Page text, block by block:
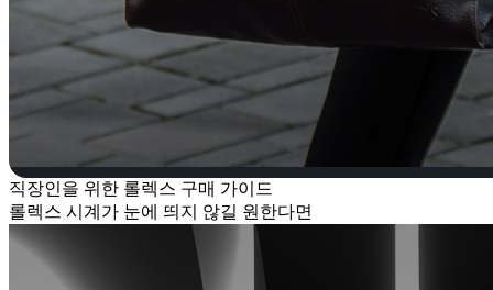
직장인을 위한 롤렉스 구매 가이드
롤렉스 시계가 눈에 띄지 않길 원한다면